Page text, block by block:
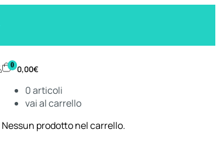
0 0,00€
0articoli
vai al carrello
Nessun prodotto nel carrello.